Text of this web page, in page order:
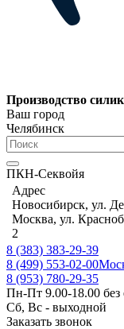
Производство
Ваш город
Челябинск
ПКН-Секвойя
Адрес
Новосибирск, ул.
Москва, ул.
2
8 (383) 383-29-39
8 (499) 553-02-00
8 (953) 780-29-35
Пн-Пт 9.00-18.00 без
Сб, Вс - выходной
Заказать звонок